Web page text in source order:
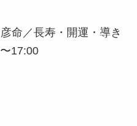
命／長寿・開運・導き
17:00